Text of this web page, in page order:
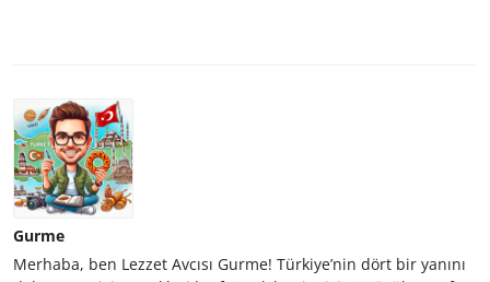
Gurme
Merhaba, ben Lezzet Avcısı Gurme! Türkiye’nin dört bir yanını